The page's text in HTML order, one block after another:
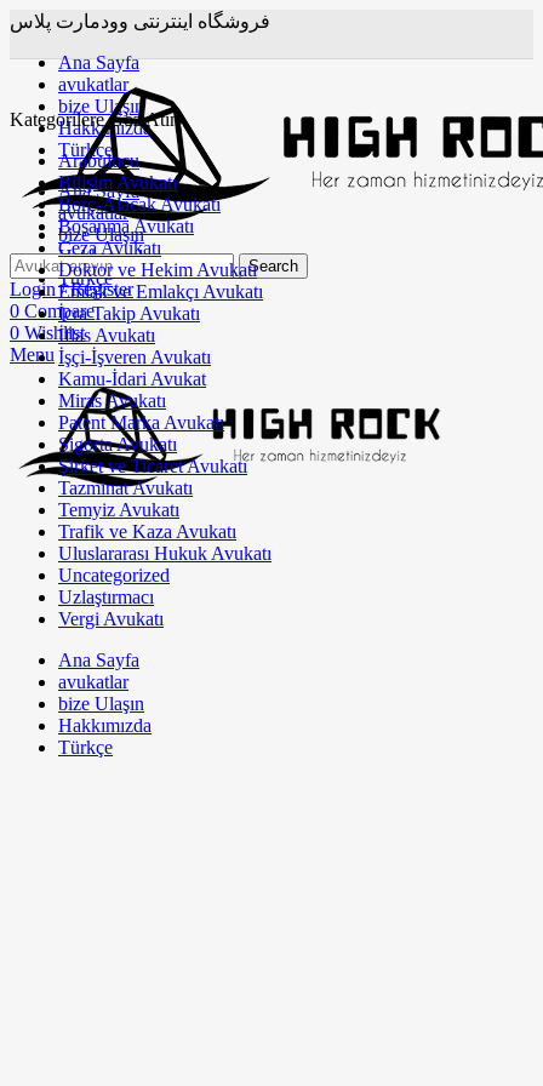
فروشگاه اینترنتی وودمارت پلاس
Ana Sayfa
avukatlar
bize Ulaşın
Hakkımızda
Türkçe
Ana Sayfa
avukatlar
bize Ulaşın
Hakkımızda
Türkçe
Search
Login / Register
0 Compare
0 Wishlist
Menu
Kategorilere Göz Atın
Arabulucu
Bilişim Avukatı
Borç-Alacak Avukatı
Boşanma Avukatı
Ceza Avukatı
Doktor ve Hekim Avukatı
Emlak ve Emlakçı Avukatı
İcra Takip Avukatı
İflas Avukatı
İşçi-İşveren Avukatı
Kamu-İdari Avukat
Miras Avukatı
Patent Marka Avukatı
Sigorta Avukatı
Şirket ve Ticaret Avukatı
Tazminat Avukatı
Temyiz Avukatı
Trafik ve Kaza Avukatı
Uluslararası Hukuk Avukatı
Uncategorized
Uzlaştırmacı
Vergi Avukatı
Ana Sayfa
avukatlar
bize Ulaşın
Hakkımızda
Türkçe